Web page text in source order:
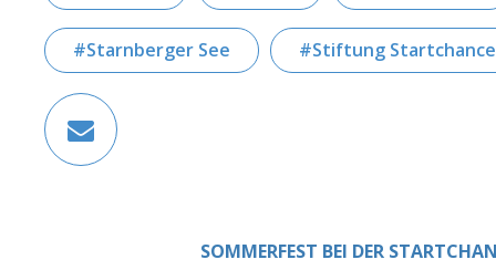
Starnberger See Stiftung Startchance
SOMMERFEST BEI DER